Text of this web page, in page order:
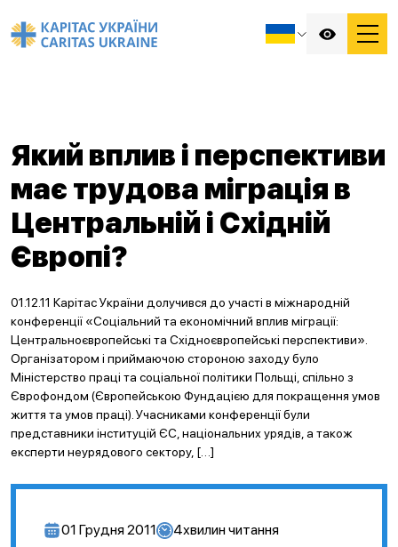
Який вплив і перспективи
має трудова міграція в
Центральній і Східній
Європі?
01.12.11 Карітас України долучився до участі в міжнародній
конференції «Соціальний та економічний вплив міграції:
Центральноєвропейські та Східноєвропейські перспективи».
Організатором і приймаючою стороною заходу було
Міністерство праці та соціальної політики Польщі, спільно з
Єврофондом (Європейською Фундацією для покращення умов
життя та умов праці). Учасниками конференції були
представники інституцій ЄС, національних урядів, а також
експерти неурядового сектору, […]
01 Грудня 2011 4хвилин читання